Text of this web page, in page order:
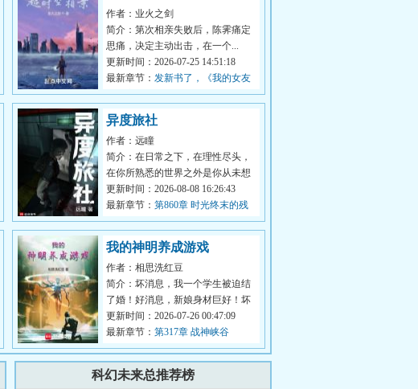
作者：业火之剑
简介：第次相亲失败后，陈霁痛定
思痛，决定主动出击，在一个...
更新时间：2026-07-25 14:51:18
最新章节： 发新书了，《我的女友
是收容物》
异度旅社
作者：远瞳
简介：在日常之下，在理性尽头，
在你所熟悉的世界之外是你从未想
象过的风景。当于生第一次打开那
扇门的时...
更新时间：2026-08-08 16:26:43
最新章节： 第860章 时光终末的残
响
我的神明养成游戏
作者：相思洗红豆
简介：坏消息，我一个学生被迫结
了婚！好消息，新娘身材巨好！坏
消息，我老婆不允许我去夜店酒吧
KTV！好...
更新时间：2026-07-26 00:47:09
最新章节： 第317章 战神峡谷
科幻未来总推荐榜